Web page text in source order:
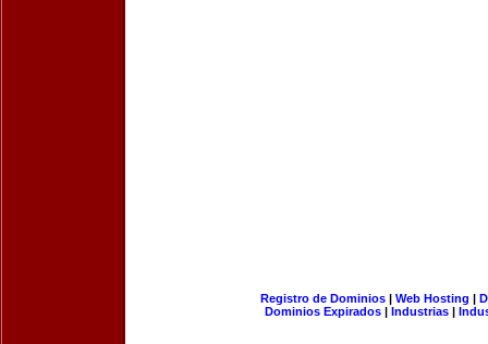
Registro de Dominios| Web Hosting |
Dominios Expirados | Industrias |